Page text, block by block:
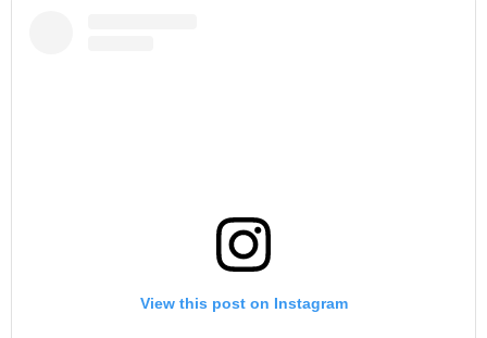
View this post on Instagram